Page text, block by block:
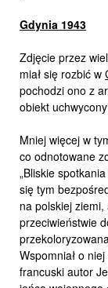
Gdynia 1943
Zdjęcie przez
miał się rozbić w
pochodzi ono z
obiekt
Mniej więcej w
co odnotowane
„Bliskie
się tym
na polskiej
przeciwieństwie
Wspomniał o
francuski autor